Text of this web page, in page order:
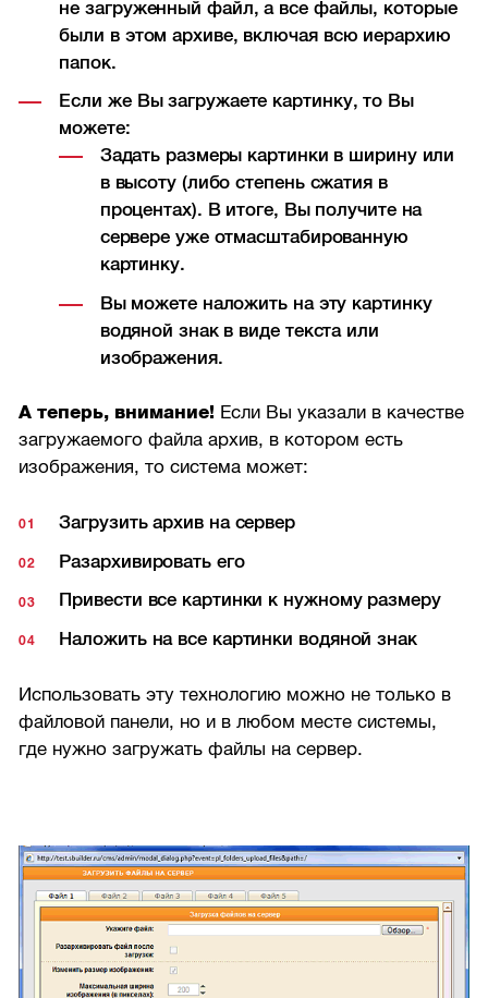
не загруженный файл, а все файлы, которые
были в этом архиве, включая всю иерархию
папок.
Если же Вы загружаете картинку, то Вы
можете:
Задать размеры картинки в ширину или
в высоту (либо степень сжатия в
процентах). В итоге, Вы получите на
сервере уже отмасштабированную
картинку.
Вы можете наложить на эту картинку
водяной знак в виде текста или
изображения.
А теперь, внимание! Если Вы указали в качестве
загружаемого файла архив, в котором есть
изображения, то система может:
Загрузить архив на сервер
Разархивировать его
Привести все картинки к нужному размеру
Наложить на все картинки водяной знак
Использовать эту технологию можно не только в
файловой панели, но и в любом месте системы,
где нужно загружать файлы на сервер.